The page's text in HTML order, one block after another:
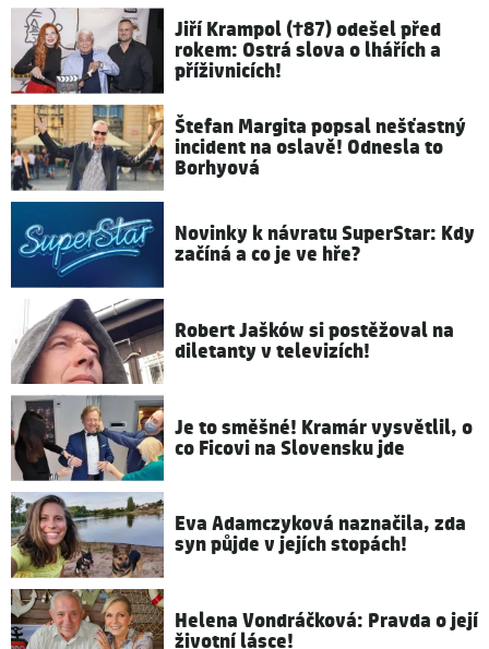
Jiří Krampol (†87) odešel před
rokem: Ostrá slova o lhářích a
příživnicích!
Štefan Margita popsal nešťastný
incident na oslavě! Odnesla to
Borhyová
Novinky k návratu SuperStar: Kdy
začíná a co je ve hře?
Robert Jašków si postěžoval na
diletanty v televizích!
Je to směšné! Kramár vysvětlil, o
co Ficovi na Slovensku jde
Eva Adamczyková naznačila, zda
syn půjde v jejích stopách!
Helena Vondráčková: Pravda o její
životní lásce!